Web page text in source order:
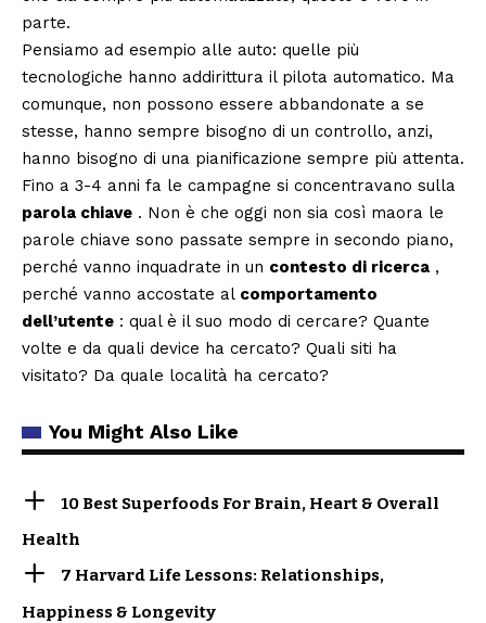
parte.
Pensiamo ad esempio alle auto: quelle più
tecnologiche hanno addirittura il pilota automatico. Ma
comunque, non possono essere abbandonate a se
stesse, hanno sempre bisogno di un controllo, anzi,
hanno bisogno di una pianificazione sempre più attenta.
Fino a 3-4 anni fa le campagne si concentravano sulla
parola chiave . Non è che oggi non sia così maora le
parole chiave sono passate sempre in secondo piano,
perché vanno inquadrate in un contesto di ricerca ,
perché vanno accostate al comportamento
dell’utente : qual è il suo modo di cercare? Quante
volte e da quali device ha cercato? Quali siti ha
visitato? Da quale località ha cercato?
You Might Also Like
10 Best Superfoods For Brain, Heart & Overall
Health
7 Harvard Life Lessons: Relationships,
Happiness & Longevity